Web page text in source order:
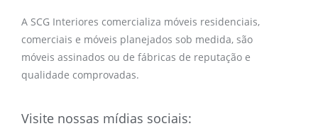
A SCG Interiores comercializa móveis residenciais,
comerciais e móveis planejados sob medida, são
móveis assinados ou de fábricas de reputação e
qualidade comprovadas.
Visite nossas mídias sociais: